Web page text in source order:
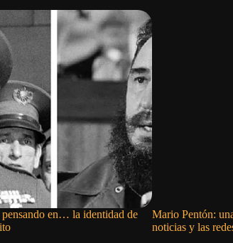
pensando en… la identidad de
Mario Pentón:
noticias y las